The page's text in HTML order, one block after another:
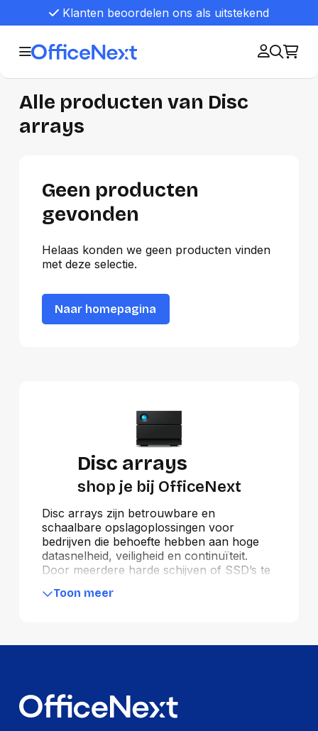
Klanten beoordelen ons als uitstekend
Alle producten van Disc
arrays
Geen producten
gevonden
Helaas konden we geen producten vinden
met deze selectie.
Naar homepagina
Disc arrays
shop je bij OfficeNext
Disc arrays zijn betrouwbare en
schaalbare opslagoplossingen voor
bedrijven die behoefte hebben aan hoge
datasnelheid, veiligheid en continuïteit.
Door meerdere harde schijven of SSD’s te
arrays optimale prestaties en bescherming
Ontdek nu de voordelen van professionele
opslag met disc arrays van OfficeNext.
Toon meer